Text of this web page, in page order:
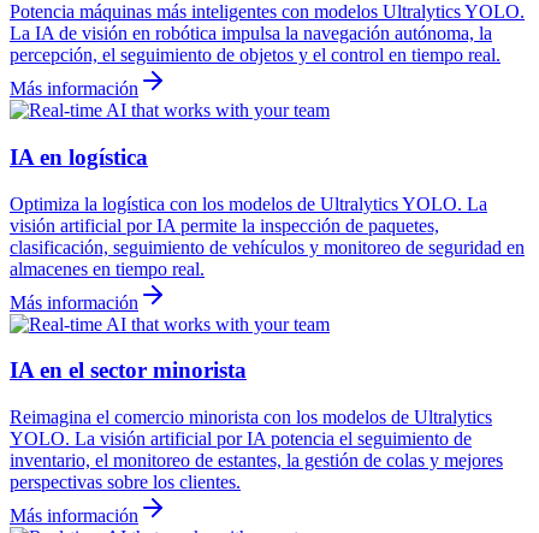
Potencia máquinas más inteligentes con modelos Ultralytics YOLO.
La IA de visión en robótica impulsa la navegación autónoma, la
percepción, el seguimiento de objetos y el control en tiempo real.
Más información
IA en logística
Optimiza la logística con los modelos de Ultralytics YOLO. La
visión artificial por IA permite la inspección de paquetes,
clasificación, seguimiento de vehículos y monitoreo de seguridad en
almacenes en tiempo real.
Más información
IA en el sector minorista
Reimagina el comercio minorista con los modelos de Ultralytics
YOLO. La visión artificial por IA potencia el seguimiento de
inventario, el monitoreo de estantes, la gestión de colas y mejores
perspectivas sobre los clientes.
Más información